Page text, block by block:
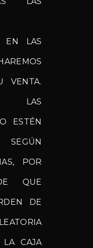
EN LAS
VENTA.
LAS
ESTÉN
SEGÚN
POR
QUE
DE
CAJA